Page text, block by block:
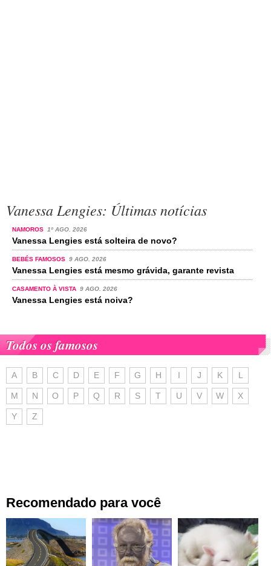
Vanessa Lengies: Últimas notícias
NAMOROS 1º AGO. 2026
Vanessa Lengies está solteira de novo?
BEBÉS FAMOSOS 9 AGO. 2026
Vanessa Lengies está mesmo grávida, garante revista
CASAMENTO À VISTA 9 AGO. 2026
Vanessa Lengies está noiva?
Todos os famosos
A B C D E F G H I J K L
M N O P Q R S T U V W X
Y Z
Recomendado para você